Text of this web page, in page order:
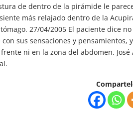
de dentro de la pirámide le
más relajado dentro de la
27/04/2005 El paciente dice
sus sensaciones y
ni en la zona del abdomen.